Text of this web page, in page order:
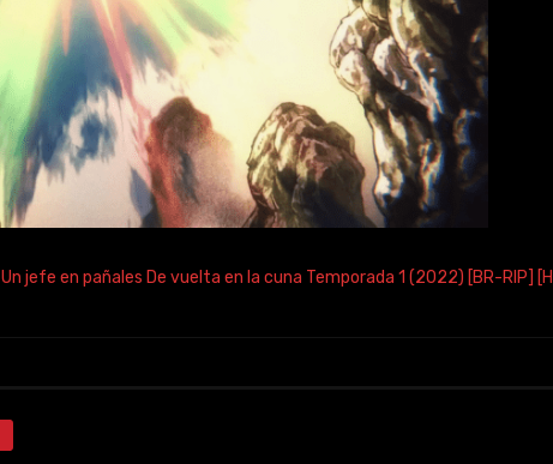
Un jefe en pañales De vuelta en la cuna Temporada 1 (2022) [BR-RIP]